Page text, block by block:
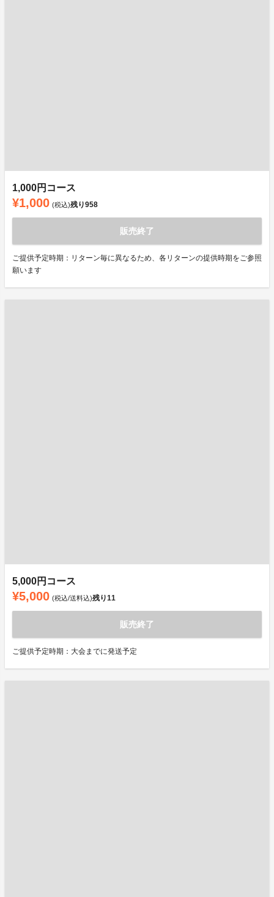
1,000円コース
¥1,000 (税込)残り958
販売終了
ご提供予定時期：リターン毎に異なるため、各リターンの提供時期をご参照
願います
5,000円コース
¥5,000 (税込/送料込)残り11
販売終了
ご提供予定時期：大会までに発送予定